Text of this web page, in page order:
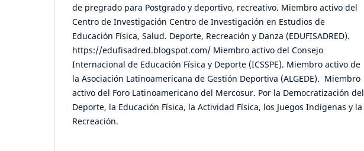
de pregrado para Postgrado y deportivo, recreativo. Miembro activo del
Centro de Investigación Centro de Investigación en Estudios de
Educación Física, Salud. Deporte, Recreación y Danza (EDUFISADRED).
https://edufisadred.blogspot.com/ Miembro activo del Consejo
Internacional de Educación Física y Deporte (ICSSPE). Miembro activo de
la Asociación Latinoamericana de Gestión Deportiva (ALGEDE). Miembro
activo del Foro Latinoamericano del Mercosur. Por la Democratización del
Deporte, la Educación Física, la Actividad Física, los Juegos Indígenas y la
Recreación.